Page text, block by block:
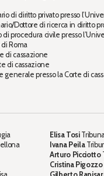
di diritto privato presso
Dottore di ricerca in diritto
procedura civile presso
Roma
di cassazione
di cassazione
generale presso la Corte di
Elisa Tosi
Ivana Peila
Arturo Picciotto
Cristina Pigozzo